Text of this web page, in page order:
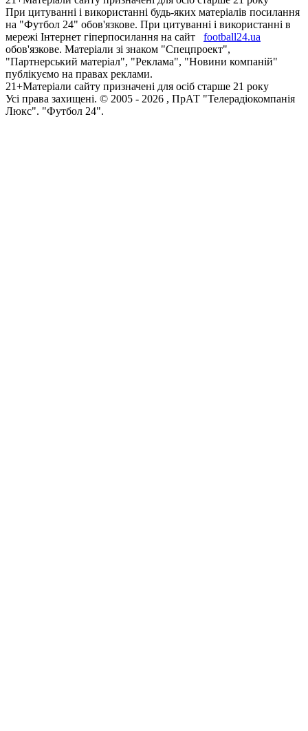
При цитуванні і використанні будь-яких матеріалів посилання
на "Футбол 24" обов'язкове. При цитуванні і використанні в
мережі Інтернет гіперпосилання на сайт
football24.ua
обов'язкове. Матеріали зі знаком "Спецпроект",
"Партнерський матеріал", "Реклама", "Новини компаній"
публікуємо на правах реклами.
21+Матеріали сайту призначені для осіб старше 21 року
Усi права захищенi. © 2005 - 2026 , ПрАТ "Телерадіокомпанія
Люкс". "Футбол 24".